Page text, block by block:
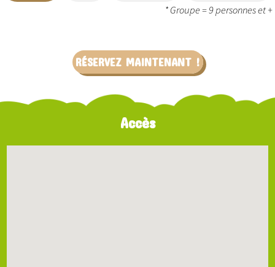
* Groupe = 9 personnes et +
RÉSERVEZ MAINTENANT !
Accès